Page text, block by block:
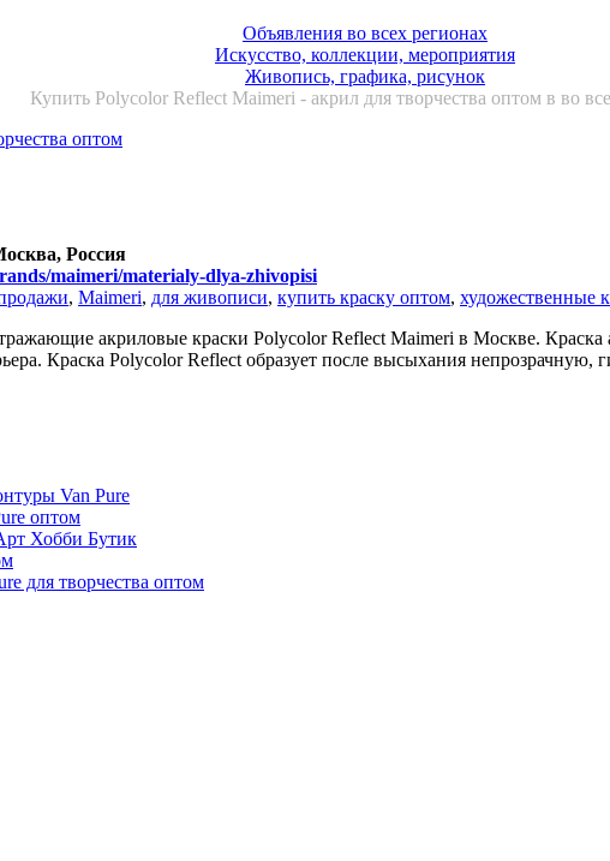
Объявления во всех регионах
Искусство, коллекции, мероприятия
Живопись, графика, рисунок
Купить Polycolor Reflect Maimeri - акрил для творчества оптом в во
Россия
maimeri/materialy-dlya-zhivopisi
, Maimeri, для живописи, купить краску оптом, художественные
акриловые краски Polycolor Reflect Maimeri в Москве.
Краска Polycolor Reflect образует после высыхания непрозрачную,
Van Pure
оптом
Хобби Бутик
для творчества оптом